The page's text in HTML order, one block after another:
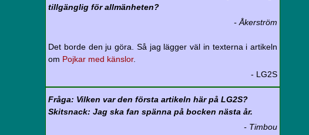
tillgänglig för allmänheten?
- Åkerström
Det borde den ju göra. Så jag lägger väl in texterna i artikeln
om Pojkar med känslor.
- LG2S
Fråga: Vilken var den första artikeln här på LG2S?
Skitsnack: Jag ska fan spänna på bocken nästa år.
- Timbou